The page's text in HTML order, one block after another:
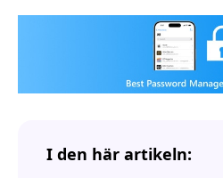
I den här artikeln: